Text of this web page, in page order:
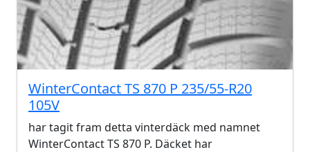
WinterContact TS 870 P 235/55-R20
105V
har tagit fram detta vinterdäck med namnet
WinterContact TS 870 P. Däcket har